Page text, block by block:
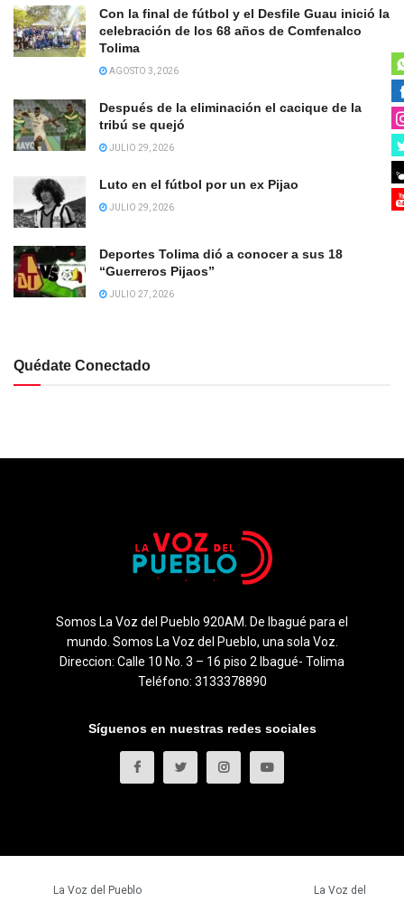
Con la final de fútbol y el Desfile Guau inició la
celebración de los 68 años de Comfenalco
Tolima
AGOSTO 3, 2026
Después de la eliminación el cacique de la
tribú se quejó
JULIO 29, 2026
Luto en el fútbol por un ex Pijao
JULIO 29, 2026
Deportes Tolima dió a conocer a sus 18
“Guerreros Pijaos”
JULIO 27, 2026
Quédate Conectado
Somos La Voz del Pueblo 920AM. De Ibagué para el
mundo. Somos La Voz del Pueblo, una sola Voz.
Direccion: Calle 10 No. 3 – 16 piso 2 Ibagué- Tolima
Teléfono: 3133378890
Síguenos en nuestras redes sociales
La Voz del Pueblo La Voz del